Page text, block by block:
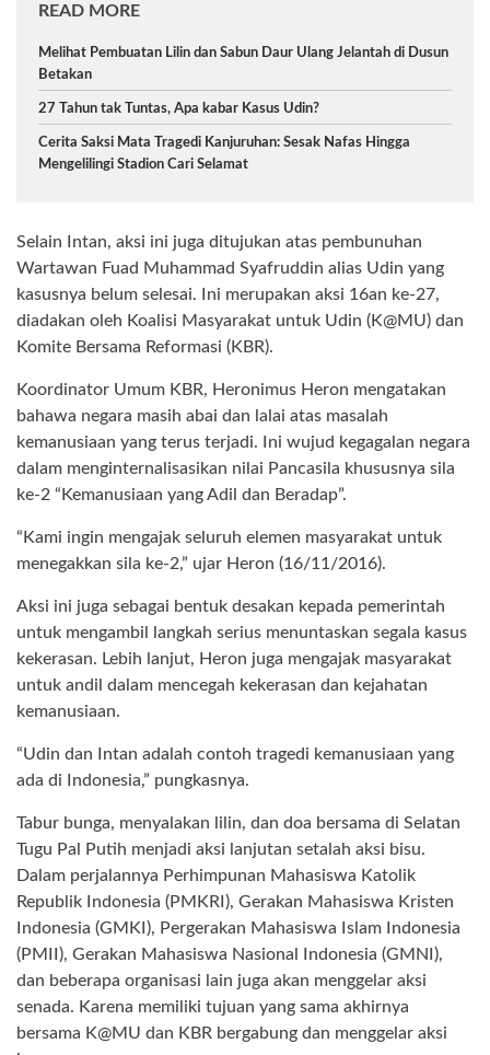
READ MORE
Melihat Pembuatan Lilin dan Sabun Daur Ulang Jelantah di Dusun
Betakan
27 Tahun tak Tuntas, Apa kabar Kasus Udin?
Cerita Saksi Mata Tragedi Kanjuruhan: Sesak Nafas Hingga
Mengelilingi Stadion Cari Selamat
Selain Intan, aksi ini juga ditujukan atas pembunuhan
Wartawan Fuad Muhammad Syafruddin alias Udin yang
kasusnya belum selesai. Ini merupakan aksi 16an ke-27,
diadakan oleh Koalisi Masyarakat untuk Udin (K@MU) dan
Komite Bersama Reformasi (KBR).
Koordinator Umum KBR, Heronimus Heron mengatakan
bahawa negara masih abai dan lalai atas masalah
kemanusiaan yang terus terjadi. Ini wujud kegagalan negara
dalam menginternalisasikan nilai Pancasila khususnya sila
ke-2 “Kemanusiaan yang Adil dan Beradap”.
“Kami ingin mengajak seluruh elemen masyarakat untuk
menegakkan sila ke-2,” ujar Heron (16/11/2016).
Aksi ini juga sebagai bentuk desakan kepada pemerintah
untuk mengambil langkah serius menuntaskan segala kasus
kekerasan. Lebih lanjut, Heron juga mengajak masyarakat
untuk andil dalam mencegah kekerasan dan kejahatan
kemanusiaan.
“Udin dan Intan adalah contoh tragedi kemanusiaan yang
ada di Indonesia,” pungkasnya.
Tabur bunga, menyalakan lilin, dan doa bersama di Selatan
Tugu Pal Putih menjadi aksi lanjutan setalah aksi bisu.
Dalam perjalannya Perhimpunan Mahasiswa Katolik
Republik Indonesia (PMKRI), Gerakan Mahasiswa Kristen
Indonesia (GMKI), Pergerakan Mahasiswa Islam Indonesia
(PMII), Gerakan Mahasiswa Nasional Indonesia (GMNI),
dan beberapa organisasi lain juga akan menggelar aksi
senada. Karena memiliki tujuan yang sama akhirnya
bersama K@MU dan KBR bergabung dan menggelar aksi